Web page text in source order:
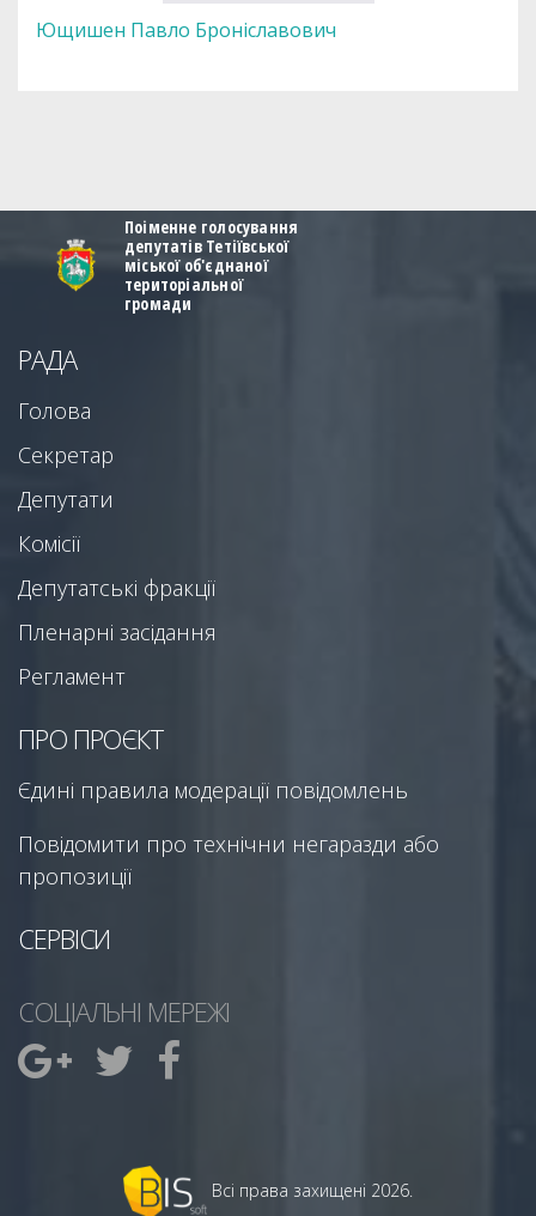
Ющишен Павло Броніславович
Поіменне голосування
депутатів Тетіївської
міської об'єднаної
територіальної
громади
РАДА
Голова
Секретар
Депутати
Комісії
Депутатські фракції
Пленарні засідання
Регламент
ПРО ПРОЄКТ
Єдині правила модерації повідомлень
Повідомити про технічни негаразди або
пропозиції
СЕРВІСИ
СОЦІАЛЬНІ МЕРЕЖІ
Всі права захищені 2026.